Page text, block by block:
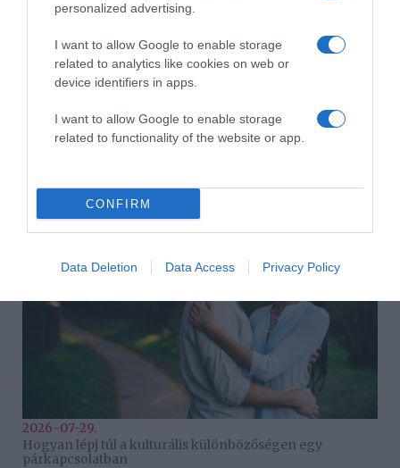
personalized advertising.
I want to allow Google to enable storage
related to analytics like cookies on web or
device identifiers in apps.
I want to allow Google to enable storage
related to functionality of the website or app.
CONFIRM
Data Deletion Data Access Privacy Policy
2026-08-02.
2026-07-29.
Hogyan lépj túl a kulturális különbözőségen egy
párkapcsolatban